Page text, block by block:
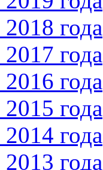
года
года
года
года
года
года